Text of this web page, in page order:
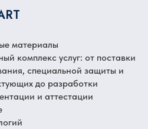
материалы
комплекс услуг: от поставки
специальной защиты и
до разработки
и аттестации